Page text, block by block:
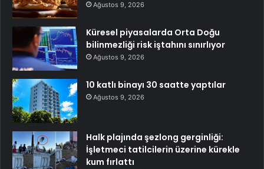
Ağustos 9, 2026
Küresel piyasalarda Orta Doğu
bilinmezliği risk iştahını sınırlıyor
Ağustos 9, 2026
10 katlı binayı 30 saatte yaptılar
Ağustos 9, 2026
Halk plajında şezlong gerginliği:
İşletmeci tatilcilerin üzerine kürekle
kum fırlattı